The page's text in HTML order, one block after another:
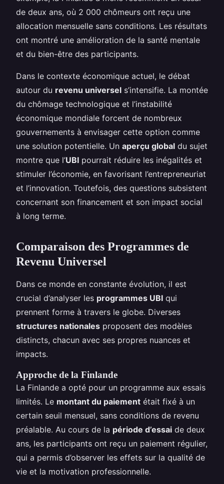
de deux ans, où 2 000 chômeurs ont reçu une
allocation mensuelle sans conditions. Les résultats
ont montré une amélioration de la santé mentale
et du bien-être des participants.
Dans le contexte économique actuel, le débat
autour du revenu universel s’intensifie. La montée
du chômage technologique et l’instabilité
économique mondiale forcent de nombreux
gouvernements à envisager cette option comme
une solution potentielle. Un aperçu global du sujet
montre que l’UBI pourrait réduire les inégalités et
stimuler l’économie, en favorisant l’entrepreneuriat
et l’innovation. Toutefois, des questions subsistent
concernant son financement et son impact social
à long terme.
Comparaison des Programmes de
Revenu Universel
Dans ce monde en constante évolution, il est
crucial d’analyser les programmes UBI qui
prennent forme à travers le globe. Diverses
structures nationales proposent des modèles
distincts, chacun avec ses propres nuances et
impacts.
Approche de la Finlande
La Finlande a opté pour un programme aux essais
limités. Le montant du paiement était fixé à un
certain seuil mensuel, sans conditions de revenu
préalable. Au cours de la période d’essai de deux
ans, les participants ont reçu un paiement régulier,
qui a permis d’observer les effets sur la qualité de
vie et la motivation professionnelle.